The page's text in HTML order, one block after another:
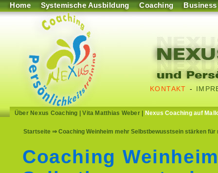
Home Systemische Ausbildung Coaching Business
KONTAKT -
Über Nexus Coaching |Vita Matthias Weber| Nexus Coaching auf
Startseite ⇒ Coaching Weinheim mehr Selbstbewusstsein stärken
Coaching